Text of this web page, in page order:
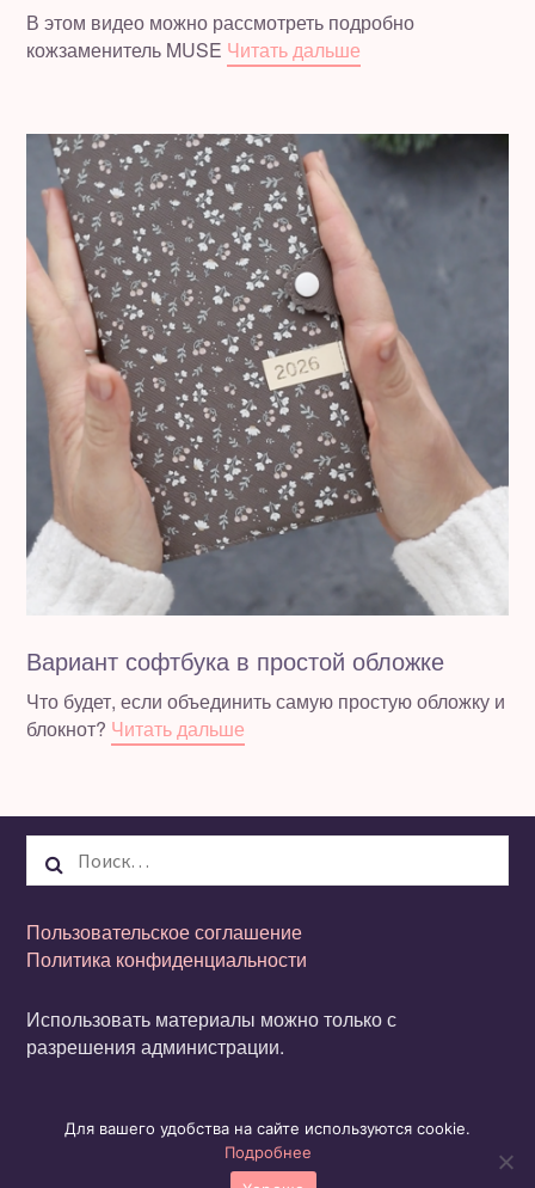
В этом видео можно рассмотреть подробно
кожзаменитель MUSE Читать дальше
Вариант софтбука в простой обложке
Что будет, если объединить самую простую обложку и
блокнот? Читать дальше
Найти:
Пользовательское соглашение
Политика конфиденциальности
Использовать материалы можно только с
разрешения администрации.
© Авторские права защищены. Pinky Pink.
Для вашего удобства на сайте используются cookie.
Подробнее